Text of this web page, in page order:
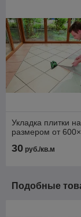
Укладка плитки
размером от
30 руб./кв.м
Подобные